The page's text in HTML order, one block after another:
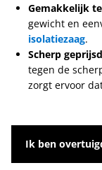
Gemakkelijk
gewicht en
isolatiezaag.
Scherp
tegen de
zorgt ervoor
Ik ben